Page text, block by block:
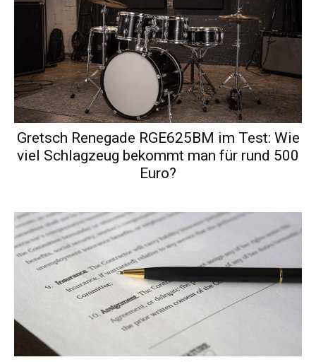
Gretsch Renegade RGE625BM im Test: Wie
viel Schlagzeug bekommt man für rund 500
Euro?